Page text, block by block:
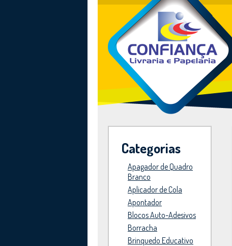
Categorias
Apagador de Quadro
Branco
Aplicador de Cola
Apontador
Blocos Auto-Adesivos
Borracha
Brinquedo Educativo